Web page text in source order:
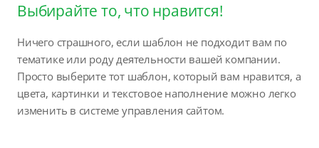
Выбирайте то, что нравится!
Ничего страшного, если шаблон не подходит вам по
тематике или роду деятельности вашей компании.
Просто выберите тот шаблон, который вам нравится, а
цвета, картинки и текстовое наполнение можно легко
изменить в системе управления сайтом.